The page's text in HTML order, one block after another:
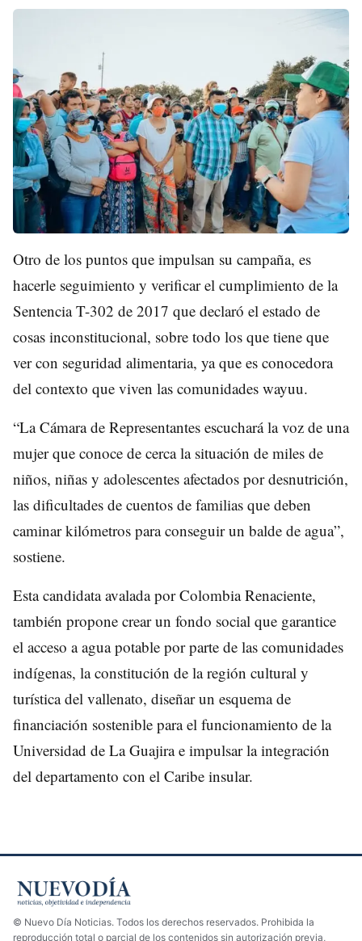
Otro de los puntos que impulsan su campaña, es
hacerle seguimiento y verificar el cumplimiento de la
Sentencia T-302 de 2017 que declaró el estado de
cosas inconstitucional, sobre todo los que tiene que
ver con seguridad alimentaria, ya que es conocedora
del contexto que viven las comunidades wayuu.
“La Cámara de Representantes escuchará la voz de una
mujer que conoce de cerca la situación de miles de
niños, niñas y adolescentes afectados por desnutrición,
las dificultades de cuentos de familias que deben
caminar kilómetros para conseguir un balde de agua”,
sostiene.
Esta candidata avalada por Colombia Renaciente,
también propone crear un fondo social que garantice
el acceso a agua potable por parte de las comunidades
indígenas, la constitución de la región cultural y
turística del vallenato, diseñar un esquema de
financiación sostenible para el funcionamiento de la
Universidad de La Guajira e impulsar la integración
del departamento con el Caribe insular.
© Nuevo Día Noticias. Todos los derechos reservados. Prohibida la
reproducción total o parcial de los contenidos sin autorización previa,